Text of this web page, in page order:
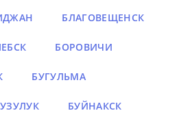
БЛАГОВЕЩЕНСК
БОРОВИЧИ
БУГУЛЬМА
БУЙНАКСК